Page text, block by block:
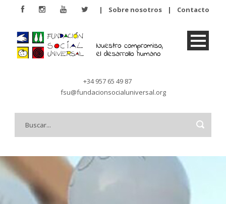
| Sobre nosotros | Contacto
+34 957 65 49 87
fsu@fundacionsocialuniversal.org